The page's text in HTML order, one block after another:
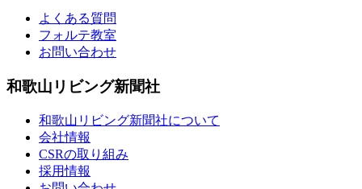
よくある質問
フォルテ教室
お問い合わせ
和歌山リビング新聞社
和歌山リビング新聞社について
会社情報
CSRの取り組み
採用情報